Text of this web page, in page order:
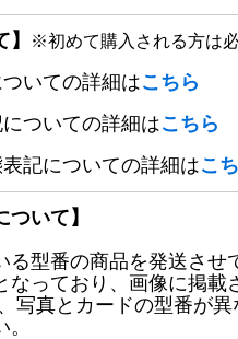
※初めて購入される方は
いての詳細はこちら
ついての詳細はこちら
記についての詳細はこ
ついて】
型番の商品を発送させ
なっており、画像に掲
写真とカードの型番が